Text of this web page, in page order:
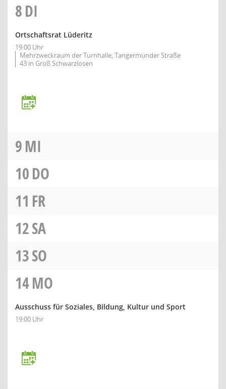
8DI
Ortschaftsrat Lüderitz
19:00 Uhr
Mehrzweckraum der Turnhalle, Tangermünder Straße
43 in Groß Schwarzlosen
9MI
10DO
11 FR
12SA
13SO
14MO
Ausschuss für Soziales, Bildung, Kultur und Sport
19:00 Uhr